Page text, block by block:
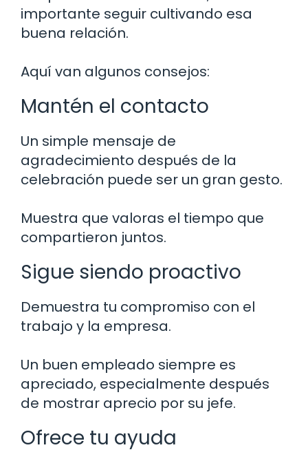
importante seguir cultivando esa
buena relación.
Aquí van algunos consejos:
Mantén el contacto
Un simple mensaje de
agradecimiento después de la
celebración puede ser un gran gesto.
Muestra que valoras el tiempo que
compartieron juntos.
Sigue siendo proactivo
Demuestra tu compromiso con el
trabajo y la empresa.
Un buen empleado siempre es
apreciado, especialmente después
de mostrar aprecio por su jefe.
Ofrece tu ayuda